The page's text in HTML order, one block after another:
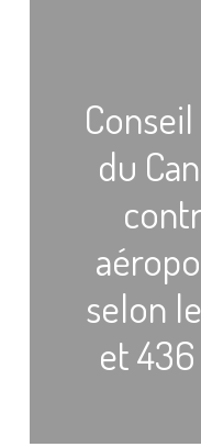
du
selon
et